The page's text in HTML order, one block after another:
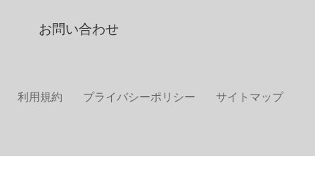
お問い合わせ
利用規約 プライバシーポリシー サイトマップ